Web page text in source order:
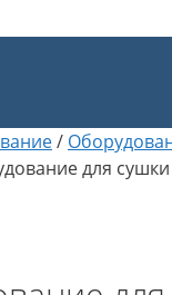
/
для